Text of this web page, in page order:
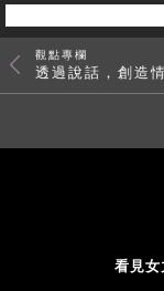
觀點專欄
透過說話，創造
看見女